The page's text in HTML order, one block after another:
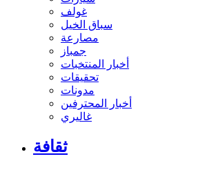
غولف
سباق الخيل
مصارعة
جمباز
أخبار المنتخبات
تحقيقات
مدونات
أخبار المحترفين
غاليري
ثقافة